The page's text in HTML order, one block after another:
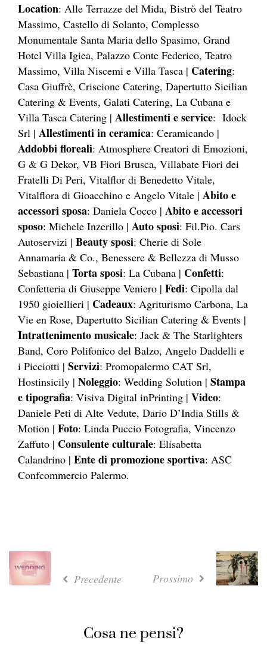
Location: Alle Terrazze del Mida, Bistrò del Teatro
Massimo, Castello di Solanto, Complesso
Monumentale Santa Maria dello Spasimo, Grand
Hotel Villa Igiea, Palazzo Conte Federico, Teatro
Massimo, Villa Niscemi e Villa Tasca | Catering:
Casa Giuffrè, Criscione Catering, Dapertutto Sicilian
Catering & Events, Galati Catering, La Cubana e
Villa Tasca Catering | Allestimenti e service: Idock
Srl | Allestimenti in ceramica: Ceramicando |
Addobbi floreali: Atmosphere Creatori di Emozioni,
G & G Dekor, VB Fiori Brusca, Villabate Fiori dei
Fratelli Di Peri, Vitalflor di Benedetto Vitale,
Vitalflora di Gioacchino e Angelo Vitale | Abito e
accessori sposa: Daniela Cocco | Abito e accessori
sposo: Michele Inzerillo | Auto sposi: Fil.Pio. Cars
Autoservizi | Beauty sposi: Cherie di Sole
Annamaria & Co., Benessere & Bellezza di Musso
Sebastiana | Torta sposi: La Cubana | Confetti:
Confetteria di Giuseppe Veniero | Fedi: Cipolla dal
1950 gioiellieri | Cadeaux: Agriturismo Carbona, La
Vie en Rose, Dapertutto Sicilian Catering & Events |
Intrattenimento musicale: Jack & The Starlighters
Band, Coro Polifonico del Balzo, Angelo Daddelli e
i Picciotti | Servizi: Promopalermo CAT Srl,
Hostinsicily | Noleggio: Wedding Solution | Stampa
e tipografia: Visiva Digital inPrinting | Video:
Daniele Peti di Alte Vedute, Dario D’India Stills &
Motion | Foto: Linda Puccio Fotografia, Vincenzo
Zaffuto | Consulente culturale: Elisabetta
Calandrino | Ente di promozione sportiva: ASC
Confcommercio Palermo.
Precedente Prossimo
Cosa ne pensi?